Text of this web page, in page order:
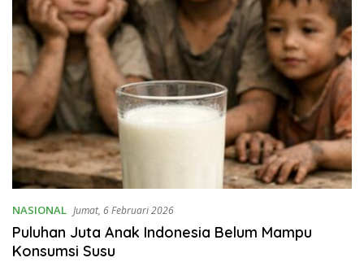
NASIONAL Jumat, 6 Februari 2026
Puluhan Juta Anak Indonesia Belum Mampu
Konsumsi Susu